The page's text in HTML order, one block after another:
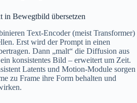
in Bewegtbild übersetzen
Text-Encoder (meist Transformer)
Erst wird der Prompt in einen
Dann „malt“ die Diffusion aus
konsistentes Bild – erweitert um Zeit.
Latents und Motion-Module sorgen
zu Frame ihre Form behalten und